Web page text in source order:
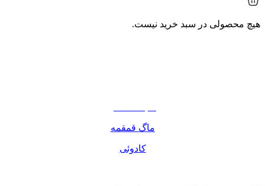
هیچ محصولی در سبد خرید نیست.
ماگ قمقمه
کادوئی